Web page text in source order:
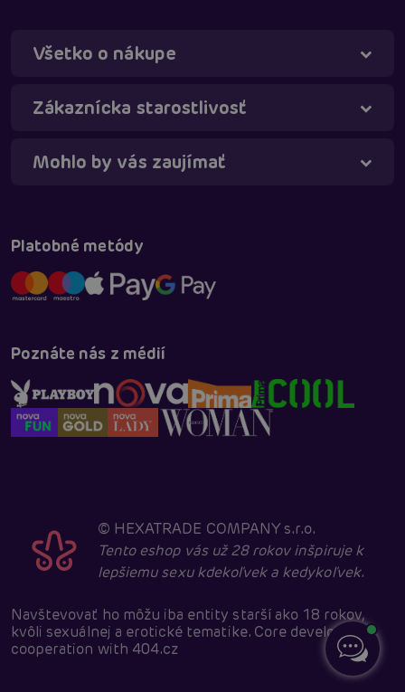
Všetko o nákupe
Zákaznícka starostlivosť
Mohlo by vás zaujímať
Platobné metódy
Poznáte nás z médií
© HEXATRADE COMPANY s.r.o.
Tento eshop vás už 28 rokov inšpiruje k
lepšiemu sexu kdekoľvek a kedykoľvek.
Navštevovať ho môžu iba entity starší ako 18 rokov,
kvôli sexuálnej a erotické tematike. Core developed in
cooperation with 404.cz
Táňa - virtuálna asistentka